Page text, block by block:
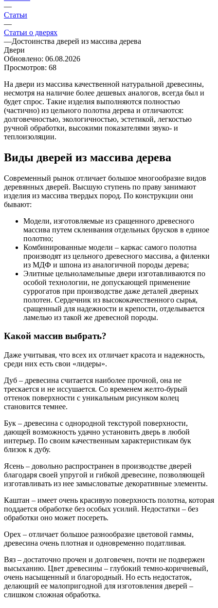
—
Статьи
—
Статьи о дверях
—Достоинства дверей из массива дерева
Двери
Обновлено: 06.08.2026
Просмотров: 68
На двери из массива качественной натуральной древесины,
несмотря на наличие более дешевых аналогов, всегда был и
будет спрос. Такие изделия выполняются полностью
(частично) из цельного полотна дерева и отличаются:
долговечностью, экологичностью, эстетикой, легкостью
ручной обработки, высокими показателями звуко- и
теплоизоляции.
Виды дверей из массива дерева
Современный рынок отличает большое многообразие видов
деревянных дверей. Высшую ступень по праву занимают
изделия из массива твердых пород. По конструкции они
бывают:
Модели, изготовляемые из сращенного древесного
массива путем склеивания отдельных брусков в единое
полотно;
Комбинированные модели – каркас самого полотна
производят из цельного древесного массива, а филенки
из МДФ и шпона из аналогичной породы дерева;
Элитные цельноламельные двери изготавливаются по
особой технологии, не допускающей применение
суррогатов при производстве даже деталей дверных
полотен. Сердечник из высококачественного сырья,
сращенный для надежности и крепости, отделывается
ламелью из такой же древесной породы.
Какой массив выбрать?
Даже учитывая, что всех их отличает красота и надежность,
среди них есть свои «лидеры».
Дуб – древесина считается наиболее прочной, она не
трескается и не иссушается. Со временем желто-бурый
оттенок поверхности с уникальным рисунком колец
становится темнее.
Бук – древесина с однородной текстурой поверхности,
дающей возможность удачно установить дверь в любой
интерьер. По своим качественным характеристикам бук
близок к дубу.
Ясень – довольно распространен в производстве дверей
благодаря своей упругой и гибкой древесине, позволяющей
изготавливать из нее замысловатые декоративные элементы.
Каштан – имеет очень красивую поверхность полотна, которая
поддается обработке без особых усилий. Недостатки – без
обработки оно может посереть.
Орех – отличает большое разнообразие цветовой гаммы,
древесина очень плотная и одновременно податливая.
Вяз – достаточно прочен и долговечен, почти не подвержен
высыханию. Цвет древесины – глубокий темно-коричневый,
очень насыщенный и благородный. Но есть недостаток,
делающий ее малопригодной для изготовления дверей –
слишком сложная обработка.